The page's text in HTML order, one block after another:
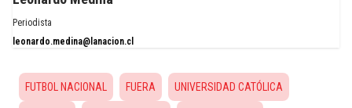
Periodista
leonardo.medina@lanacion.cl
FUTBOL NACIONAL FUERA UNIVERSIDAD CATÓLICA